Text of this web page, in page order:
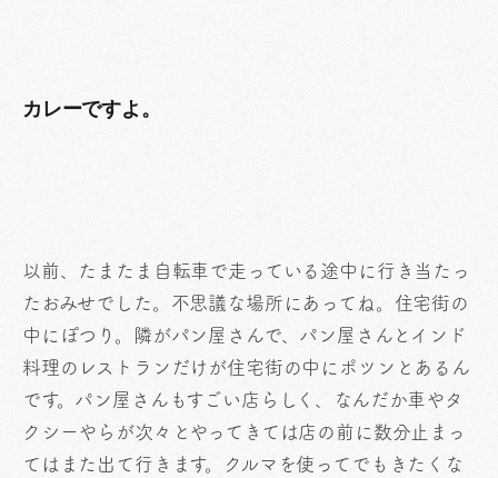
カレーですよ。
以前、たまたま自転車で走っている途中に行き当たっ
たおみせでした。不思議な場所にあってね。住宅街の
中にぽつり。隣がパン屋さんで、パン屋さんとインド
料理のレストランだけが住宅街の中にポツンとあるん
です。パン屋さんもすごい店らしく、なんだか車やタ
クシーやらが次々とやってきては店の前に数分止まっ
てはまた出て行きます。クルマを使ってでもきたくな